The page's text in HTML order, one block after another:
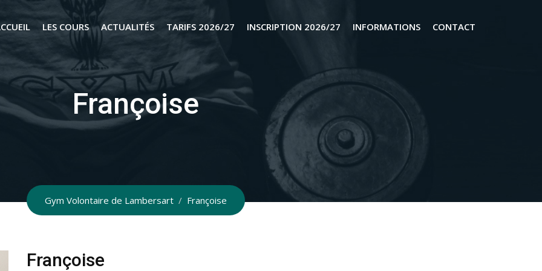
LES COURS ACTUALITÉS TARIFS 2026/27 INSCRIPTION 2026/27 INFORMATIONS CONTACT
Françoise
Gym Volontaire de Lambersart / Françoise
Françoise